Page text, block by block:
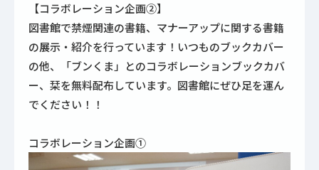
【コラボレーション企画②】
図書館で禁煙関連の書籍、マナーアップに関する書籍
の展示・紹介を行っています！いつものブックカバー
の他、「ブンくま」とのコラボレーションブックカバ
ー、栞を無料配布しています。図書館にぜひ足を運ん
でください！！
コラボレーション企画①